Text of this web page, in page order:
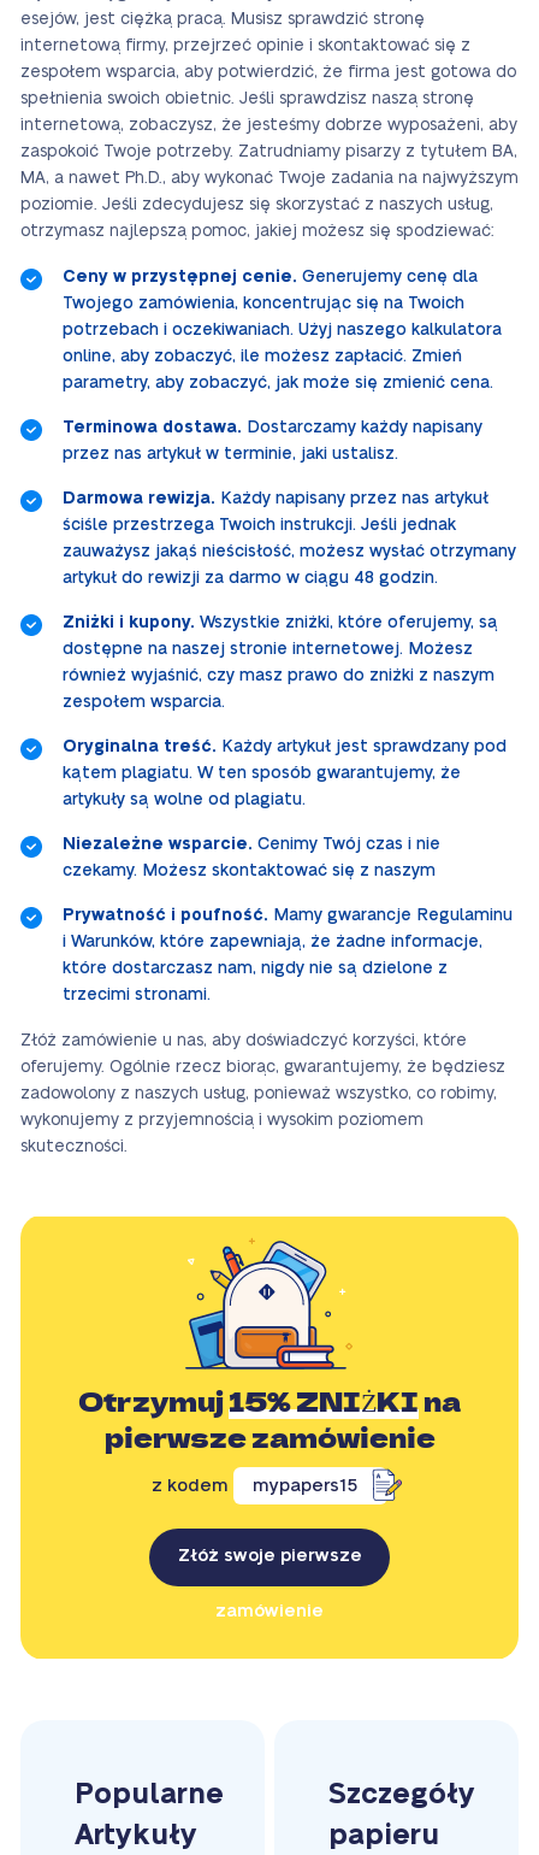
esejów, jest ciężką pracą. Musisz sprawdzić stronę
internetową firmy, przejrzeć opinie i skontaktować się z
zespołem wsparcia, aby potwierdzić, że firma jest gotowa do
spełnienia swoich obietnic. Jeśli sprawdzisz naszą stronę
internetową, zobaczysz, że jesteśmy dobrze wyposażeni, aby
zaspokoić Twoje potrzeby. Zatrudniamy pisarzy z tytułem BA,
MA, a nawet Ph.D., aby wykonać Twoje zadania na najwyższym
poziomie. Jeśli zdecydujesz się skorzystać z naszych usług,
otrzymasz najlepszą pomoc, jakiej możesz się spodziewać:
Ceny w przystępnej cenie. Generujemy cenę dla
Twojego zamówienia, koncentrując się na Twoich
potrzebach i oczekiwaniach. Użyj naszego kalkulatora
online, aby zobaczyć, ile możesz zapłacić. Zmień
parametry, aby zobaczyć, jak może się zmienić cena.
Terminowa dostawa. Dostarczamy każdy napisany
przez nas artykuł w terminie, jaki ustalisz.
Darmowa rewizja. Każdy napisany przez nas artykuł
ściśle przestrzega Twoich instrukcji. Jeśli jednak
zauważysz jakąś nieścisłość, możesz wysłać otrzymany
artykuł do rewizji za darmo w ciągu 48 godzin.
Zniżki i kupony. Wszystkie zniżki, które oferujemy, są
dostępne na naszej stronie internetowej. Możesz
również wyjaśnić, czy masz prawo do zniżki z naszym
zespołem wsparcia.
Oryginalna treść. Każdy artykuł jest sprawdzany pod
kątem plagiatu. W ten sposób gwarantujemy, że
artykuły są wolne od plagiatu.
Niezależne wsparcie. Cenimy Twój czas i nie
czekamy. Możesz skontaktować się z naszym
Prywatność i poufność. Mamy gwarancje Regulaminu
i Warunków, które zapewniają, że żadne informacje,
które dostarczasz nam, nigdy nie są dzielone z
trzecimi stronami.
Złóż zamówienie u nas, aby doświadczyć korzyści, które
oferujemy. Ogólnie rzecz biorąc, gwarantujemy, że będziesz
zadowolony z naszych usług, ponieważ wszystko, co robimy,
wykonujemy z przyjemnością i wysokim poziomem
skuteczności.
Otrzymuj15% ZNIŻKIna
pierwsze zamówienie
z kodem mypapers15
Złóż swoje pierwsze
zamówienie
Popularne
Artykuły
Szczegóły
papieru